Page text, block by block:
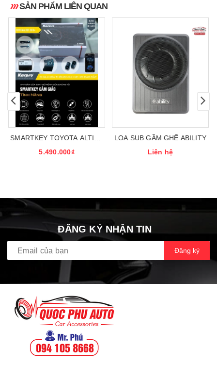
SẢN PHẨM LIÊN QUAN
SMARTKEY TOYOTA ALTIST
2015
5.490.000₫
LOA SUB GẦM GHẾ ABILITY
Liên hệ
ĐĂNG KÝ NHẬN TIN
Đăng ký